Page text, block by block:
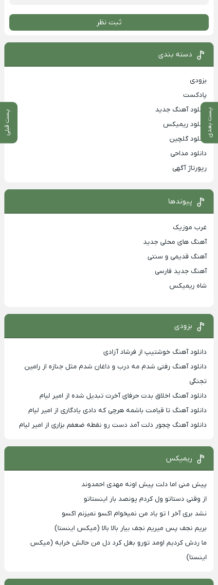
پست بعدی پست قبلی
ثبت نظر
دسته بندی
بزودی
پادکست
دانلود آهنگ جدید
دانلود ریمیکس
دانلود گلچین
دانلود مداحی
رپورتاژ آگهی
پیوندها
غرب موزیک
آهنگ های محلی جدید
آهنگ قدیمی و سنتی
آهنگ جدید فارسی
شاه ریمیکس
بزودی
دانلود آهنگ خوشتیپ از فرشاد آزادی
دانلود آهنگ رفتی شدم مه درب و داغان شدم مثل جنازه از رامین
تجنگی
دانلود آهنگ اخلاق بدت حرفای آخرت تبدیل شده از امیر لیام
دانلود آهنگ تا قیامت باشمه هرچی که دادی یادگاری از امیر لیام
دانلود آهنگ چجور دلت آمد دست رو نقطه ضعفم بزاری از امیر لیام
ریمیکس
پیش منی اما دلت پیش اونه مهدی احمدوند
از وقتی دستاتو ول کردم پونصد بار اینستاتو
نشد بری آخر ا تو یاد من نمیخوام اکسو نمیزنم اکسو
بریم نجف پس میریم نجف بیار بالا بالا (میکس اینستا)
ما ردش کردیم اومد تورو بغل کرد دل من حالش خرابه (میکس
اینستا)